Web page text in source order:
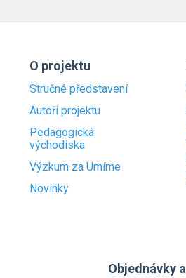
O projektu
Stručné představení
Autoři projektu
Pedagogická
východiska
Výzkum za Umíme
Novinky
Objednávky a